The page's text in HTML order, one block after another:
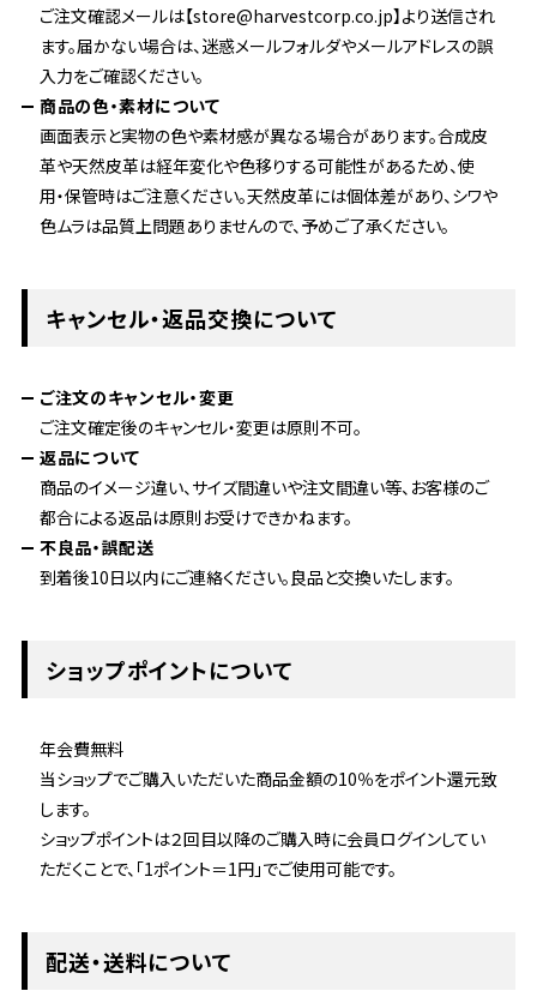
ご注文確認メールは【store@harvestcorp.co.jp】より送信され
ます。届かない場合は、迷惑メールフォルダやメールアドレスの誤
入力をご確認ください。
商品の色・素材について
画面表示と実物の色や素材感が異なる場合があります。合成皮
革や天然皮革は経年変化や色移りする可能性があるため、使
用・保管時はご注意ください。天然皮革には個体差があり、シワや
色ムラは品質上問題ありませんので、予めご了承ください。
キャンセル・返品交換について
ご注文のキャンセル・変更
ご注文確定後のキャンセル・変更は原則不可。
返品について
商品のイメージ違い、サイズ間違いや注文間違い等、お客様のご
都合による返品は原則お受けできかねます。
不良品・誤配送
到着後10日以内にご連絡ください。良品と交換いたします。
ショップポイントについて
年会費無料
当ショップでご購入いただいた商品金額の10％をポイント還元致
します。
ショップポイントは２回目以降のご購入時に会員ログインしてい
ただくことで、「1ポイント＝1円」でご使用可能です。
配送・送料について